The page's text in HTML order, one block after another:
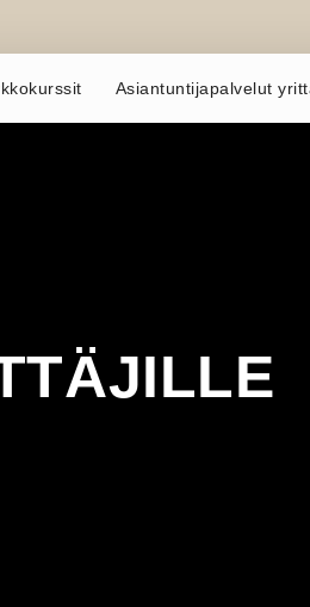
Asiantuntijapalvelut